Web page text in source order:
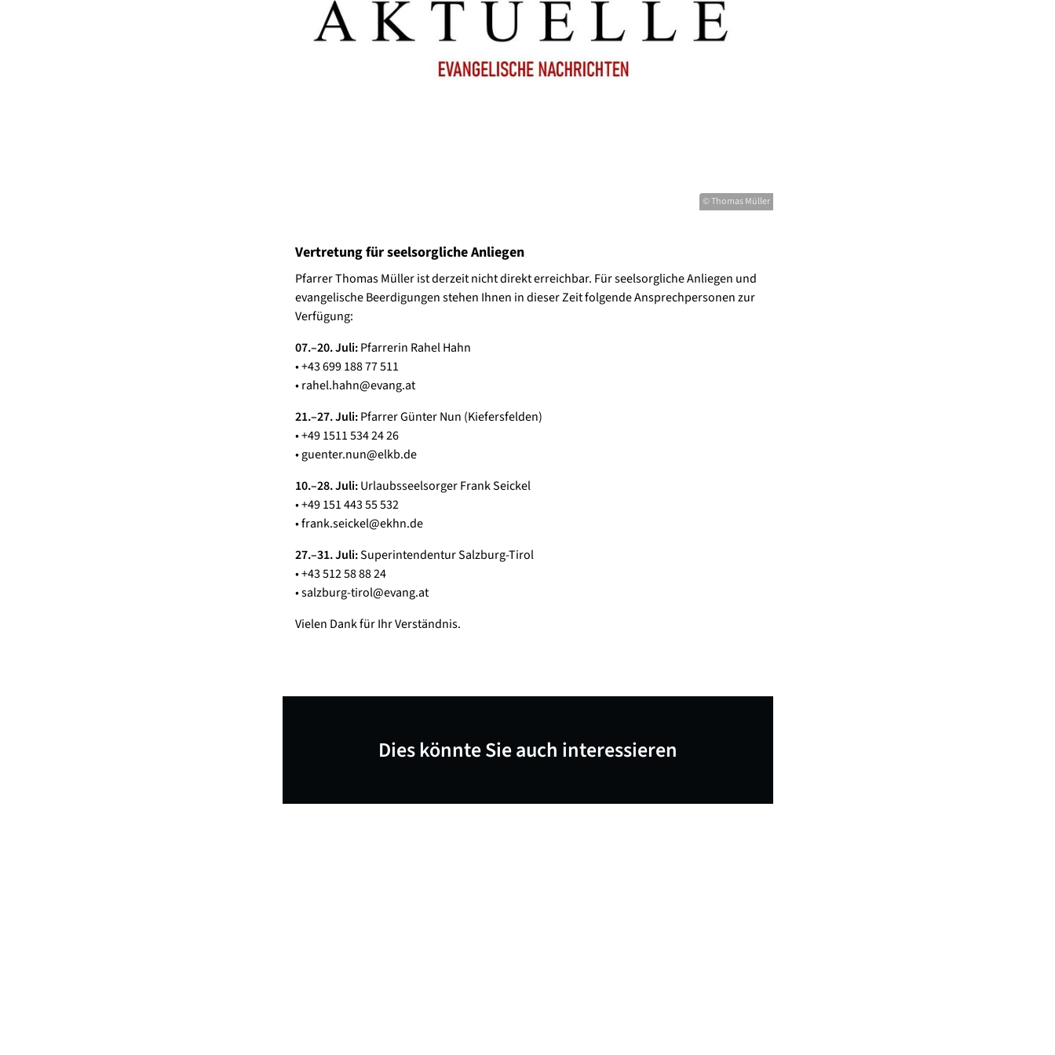
© Thomas Müller
Vertretung für seelsorgliche Anliegen
Pfarrer Thomas Müller ist derzeit nicht direkt erreichbar. Für seelsorgliche Anliegen und
evangelische Beerdigungen stehen Ihnen in dieser Zeit folgende Ansprechpersonen zur
Verfügung:
07.–20. Juli:Pfarrerin Rahel Hahn
• +43 699 188 77 511
• rahel.hahn@evang.at
21.–27. Juli:Pfarrer Günter Nun (Kiefersfelden)
• +49 1511 534 24 26
• guenter.nun@elkb.de
10.–28. Juli:Urlaubsseelsorger Frank Seickel
• +49 151 443 55 532
• frank.seickel@ekhn.de
27.–31. Juli:Superintendentur Salzburg-Tirol
• +43 512 58 88 24
• salzburg-tirol@evang.at
Vielen Dank für Ihr Verständnis.
Dies könnte Sie auch interessieren